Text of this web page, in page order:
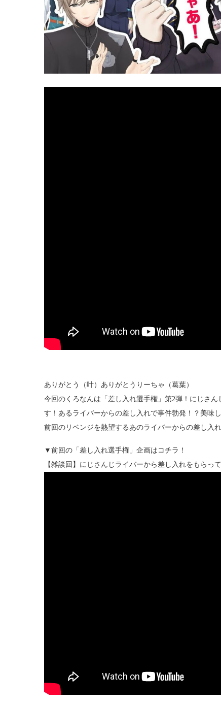
ありがとう（叶）ありがとうりーちゃ（葛葉）
今回のくろなんは「差し入れ選手権」第2弾！にじさ
す！あるライバーからの差し入れで事件勃発！？美味
前回のリベンジを熱望するあのライバーからの差し入
▼前回の「差し入れ選手権」企画はコチラ！
【雑談回】にじさんじライバーから差し入れをもらっ